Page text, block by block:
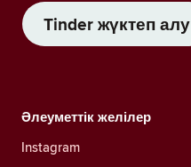
Tinder жүктеп алу
Әлеуметтік желілер
Instagram